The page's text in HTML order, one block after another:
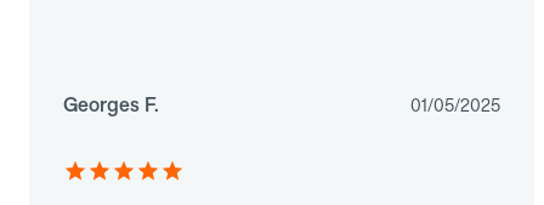
Georges F. 01/05/2025